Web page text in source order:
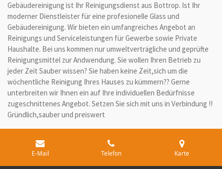
Gebäudereinigung ist Ihr Reinigungsdienst aus Bottrop. Ist Ihr
moderner Dienstleister für eine profesionelle Glass und
Gebäudereinigung. Wir bieten ein umfangreiches Angebot an
Reinigungs und Serviceleistungen für Gewerbe sowie Private
Haushalte. Bei uns kommen nur umweltverträgliche und geprüfte
Reinigungsmittel zur Andwendung. Sie wollen Ihren Betrieb zu
jeder Zeit Sauber wissen? Sie haben keine Zeit,sich um die
wöchentliche Reinigung Ihres Hauses zu kümmern?? Gerne
unterbreiten wir Ihnen ein auf Ihre individuellen Bedürfnisse
zugeschnittenes Angebot. Setzen Sie sich mit uns in Verbindung !!
Gründlich,sauber und preiswert
E-Mail Telefon Karte